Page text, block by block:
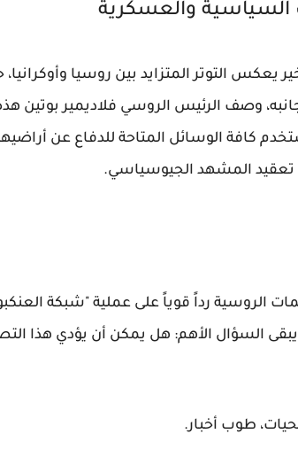
السياسية والعسكرية
يعكس التوتر المتزايد بين روسيا
وصف الرئيس الروسي فلاديمير بوتين هذه
كافة الوسائل المتاحة للدفاع عن
تعقيد المشهد الجيوسياسي.
الروسية رداً قوياً على عملية "شبكة
يبقى السؤال الأهم: هل يمكن أن يؤدي هذا
طوب أخبار.